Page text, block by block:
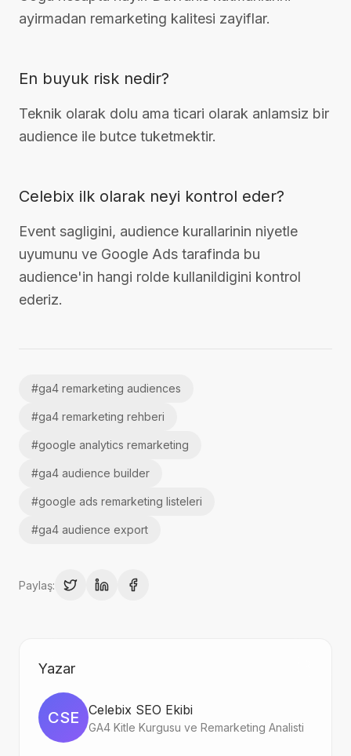
ayirmadan remarketing kalitesi zayiflar.
En buyuk risk nedir?
Teknik olarak dolu ama ticari olarak anlamsiz bir
audience ile butce tuketmektir.
Celebix ilk olarak neyi kontrol eder?
Event sagligini, audience kurallarinin niyetle
uyumunu ve Google Ads tarafinda bu
audience'in hangi rolde kullanildigini kontrol
ederiz.
#ga4 remarketing audiences
#ga4 remarketing rehberi
#google analytics remarketing
#ga4 audience builder
#google ads remarketing listeleri
#ga4 audience export
Paylaş:
Yazar
CSE Celebix SEO Ekibi
GA4 Kitle Kurgusu ve Remarketing Analisti